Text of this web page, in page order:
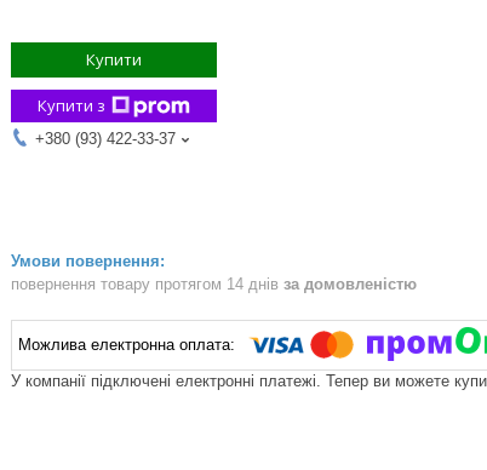
Купити
Купити з
+380 (93) 422-33-37
повернення товару протягом 14 днів за домовленістю
У компанії підключені електронні платежі. Тепер ви можете